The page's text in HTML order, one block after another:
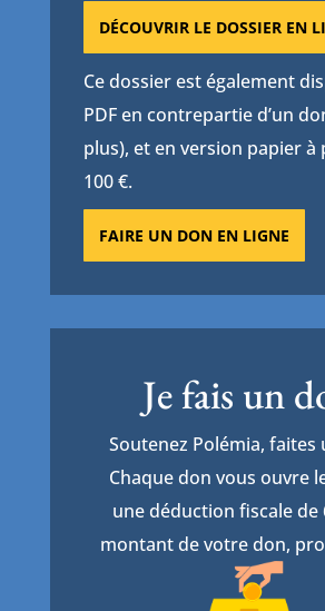
DÉCOUVRIR LE DOSSIER EN
Ce dossier est également
PDF en contrepartie d’un
plus), et en version papier à
100 €.
FAIRE UN DON EN LIGNE
Je fais un
Soutenez Polémia, faites
Chaque don vous ouvre
une déduction fiscale de
montant de votre don,